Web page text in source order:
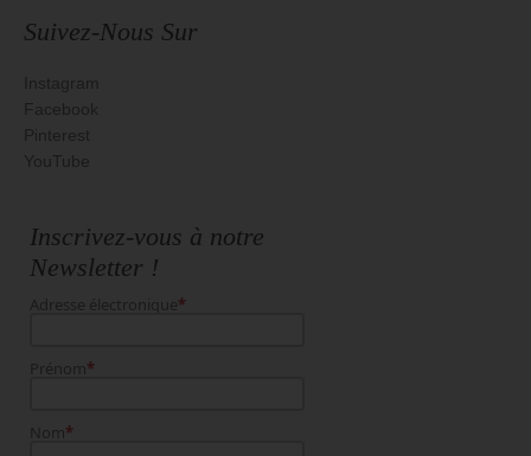
Suivez-Nous Sur
Instagram
Facebook
Pinterest
YouTube
Inscrivez-vous à notre
Newsletter !
Adresse électronique *
Prénom*
Nom*